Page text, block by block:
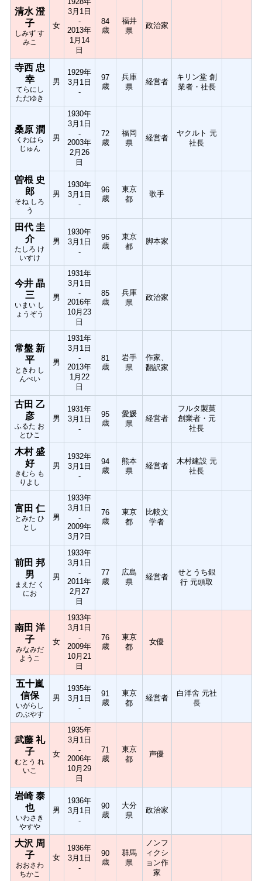
清水 澄
子
しみず す
みこ
女
3月1日
-
2013年
1月14
日
84
歳
福井
県
政治家
寺西 忠
幸
てらにし
ただゆき
男
1929年
3月1日
-
97
歳
兵庫
県
経営者
キリン堂 創
業者・社長
桑原 潤
くわはら
じゅん
男
1930年
3月1日
-
2003年
2月26
日
72
歳
福岡
県
経営者
ヤクルト 元
社長
曽根 史
郎
そね しろ
う
男
1930年
3月1日
-
96
歳
東京
都
歌手
田代 圭
介
たしろ け
いすけ
男
1930年
3月1日
-
96
歳
東京
都
脚本家
今井 晶
三
いまい し
ょうぞう
男
1931年
3月1日
-
2016年
10月23
日
85
歳
兵庫
県
政治家
常盤 新
平
ときわ し
んぺい
男
1931年
3月1日
-
2013年
1月22
日
81
歳
岩手
県
作家、
翻訳家
古田 乙
彦
ふるた お
とひこ
男
1931年
3月1日
-
95
歳
愛媛
県
経営者
フルタ製菓
創業者・元
社長
木村 盛
好
きむら も
りよし
男
1932年
3月1日
-
94
歳
熊本
県
経営者
木村建設 元
社長
富田 仁
とみた ひ
とし
男
1933年
3月1日
-
2009年
3月?日
76
歳
東京
都
比較文
学者
前田 邦
男
まえだ く
にお
男
1933年
3月1日
-
2011年
2月27
日
77
歳
広島
県
経営者
せとうち銀
行 元頭取
南田 洋
子
みなみだ
ようこ
女
1933年
3月1日
-
2009年
10月21
日
76
歳
東京
都
女優
五十嵐
信保
いがらし
のぶやす
男
1935年
3月1日
-
91
歳
東京
都
経営者
白洋舍 元社
長
武藤 礼
子
むとう れ
いこ
女
1935年
3月1日
-
2006年
10月29
日
71
歳
東京
都
声優
岩崎 泰
也
いわさき
やすや
男
1936年
3月1日
-
90
歳
大分
県
政治家
大沢 周
子
おおさわ
ちかこ
女
1936年
3月1日
-
90
歳
群馬
県
ノンフ
ィクシ
ョン作
家